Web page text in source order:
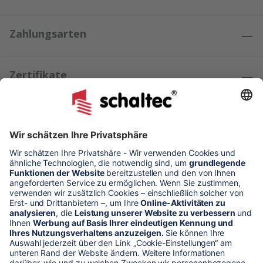
Zahlungsarten
Zertifikate
Kundenmeinungen
* Alle Preise verstehen sich zzgl. Mehrwertsteuer und Versandkosten